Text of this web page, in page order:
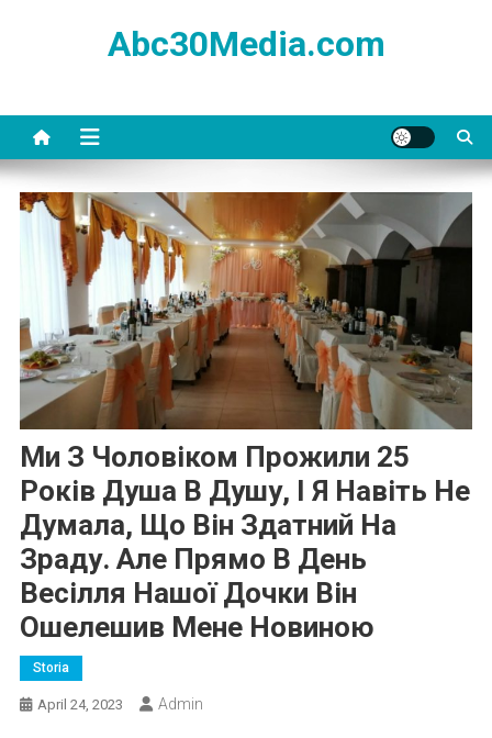
Abc30Media.com
Ми З Чоловіком Прожили 25
Років Душа В Душу, І Я Навіть Не
Думала, Що Він Здатний На
Зраду. Але Прямо В День
Весілля Нашої Дочки Він
Ошелешив Мене Новиною
Storia
April 24, 2023 Admin